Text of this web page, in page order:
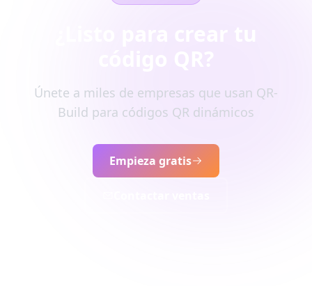
Únete a miles de empresas que usan QR-
Build para códigos QR dinámicos
Empieza gratis